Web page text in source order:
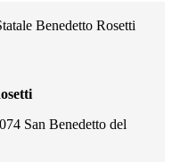
Benedetto Rosetti
San Benedetto del